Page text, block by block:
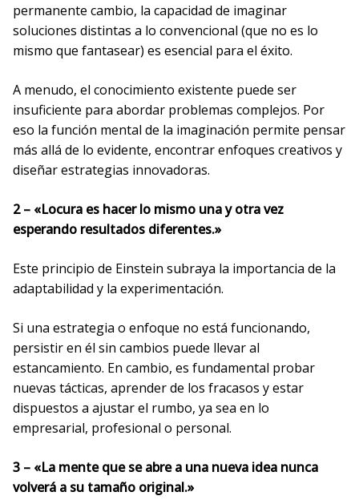
permanente cambio, la capacidad de imaginar
soluciones distintas a lo convencional (que no es lo
mismo que fantasear) es esencial para el éxito.
A menudo, el conocimiento existente puede ser
insuficiente para abordar problemas complejos. Por
eso la función mental de la imaginación permite pensar
más allá de lo evidente, encontrar enfoques creativos y
diseñar estrategias innovadoras.
2 – «Locura es hacer lo mismo una y otra vez
esperando resultados diferentes.»
Este principio de Einstein subraya la importancia de la
adaptabilidad y la experimentación.
Si una estrategia o enfoque no está funcionando,
persistir en él sin cambios puede llevar al
estancamiento. En cambio, es fundamental probar
nuevas tácticas, aprender de los fracasos y estar
dispuestos a ajustar el rumbo, ya sea en lo
empresarial, profesional o personal.
3 – «La mente que se abre a una nueva idea nunca
volverá a su tamaño original.»